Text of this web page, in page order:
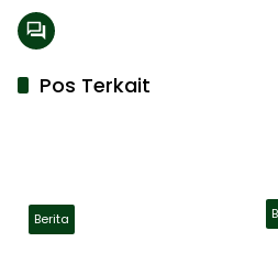
Pos Terkait
Berita